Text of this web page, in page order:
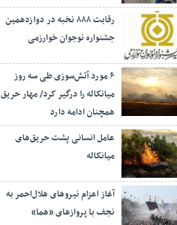
رقابت ۸۸۸ نخبه در دوازدهمین
جشنواره نوجوان خوارزمی
۶ مورد آتش‌سوزی طی سه روز
میانکاله را درگیر کرد/ مهار حریق
همچنان ادامه دارد
عامل انسانی پشت حریق‌های
میانکاله
آغاز اعزام نیروهای هلال‌احمر به
نجف با پروازهای «هما»